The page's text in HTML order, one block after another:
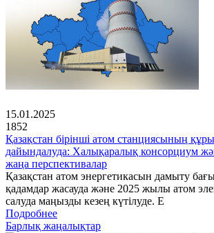
15.01.2025
1852
Қазақстан бірінші атом станциясының
дайындалуда: Халықаралық консорциум
жаңа перспективалар
Қазақстан атом энергетикасын дамыту
қадамдар жасауда және 2025 жылы атом
салуда маңызды кезең күтілуде. Е
Подробнее
Барлық жаңалықтар